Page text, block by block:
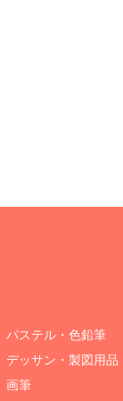
パステル・色鉛筆
デッサン・製図用品
画筆